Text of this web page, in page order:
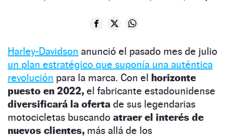
Harley-Davidson anunció el pasado mes de julio
un plan estratégico que suponía una auténtica
revolución para la marca. Con el horizonte
puesto en 2022, el fabricante estadounidense
diversificará la oferta de sus legendarias
motocicletas buscando atraer el interés de
nuevos clientes, más allá de los